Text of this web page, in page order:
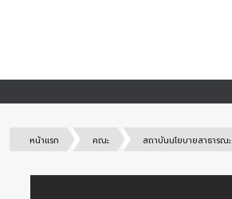
หน้าแรก คณะ สถาบันนโยบายสาธารณะ